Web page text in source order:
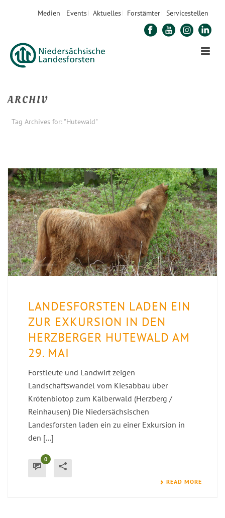
Medien Events Aktuelles Forstämter Servicestellen
ARCHIV
Tag Archives for: "Hutewald"
LANDESFORSTEN LADEN EIN
ZUR EXKURSION IN DEN
HERZBERGER HUTEWALD AM
29. MAI
Forstleute und Landwirt zeigen
Landschaftswandel vom Kiesabbau über
Krötenbiotop zum Kälberwald (Herzberg /
Reinhausen) Die Niedersächsischen
Landesforsten laden ein zu einer Exkursion in
den [...]
0
READ MORE